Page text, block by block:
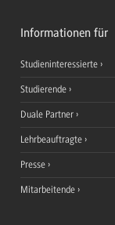
Informationen für
Studieninteressierte
Studierende
Duale Partner
Lehrbeauftragte
Presse
Mitarbeitende